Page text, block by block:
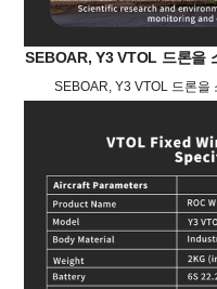
SEBOAR, Y3 VTOL 드론을
SEBOAR, Y3 VTOL 드론을